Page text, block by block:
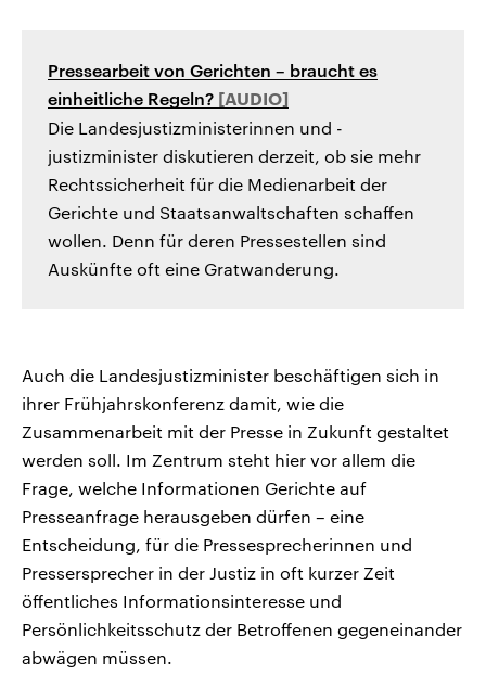
Pressearbeit von Gerichten – braucht es
einheitliche Regeln?
Die Landesjustizministerinnen und -
justizminister diskutieren derzeit, ob sie mehr
Rechtssicherheit für die Medienarbeit der
Gerichte und Staatsanwaltschaften schaffen
wollen. Denn für deren Pressestellen sind
Auskünfte oft eine Gratwanderung.
Auch die Landesjustizminister beschäftigen sich in
ihrer Frühjahrskonferenz damit, wie die
Zusammenarbeit mit der Presse in Zukunft gestaltet
werden soll. Im Zentrum steht hier vor allem die
Frage, welche Informationen Gerichte auf
Presseanfrage herausgeben dürfen – eine
Entscheidung, für die Pressesprecherinnen und
Pressersprecher in der Justiz in oft kurzer Zeit
öffentliches Informationsinteresse und
Persönlichkeitsschutz der Betroffenen gegeneinander
abwägen müssen.